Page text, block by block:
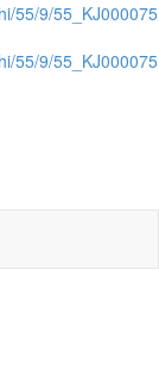
55/9/
55/9/